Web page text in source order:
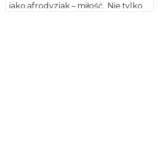
jako afrodyzjak – miłość. Nie tylko